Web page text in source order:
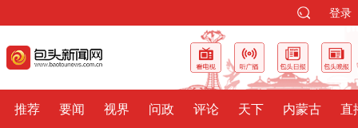
登录
推荐 要闻 视界 问政 评论 天下 内蒙古 直